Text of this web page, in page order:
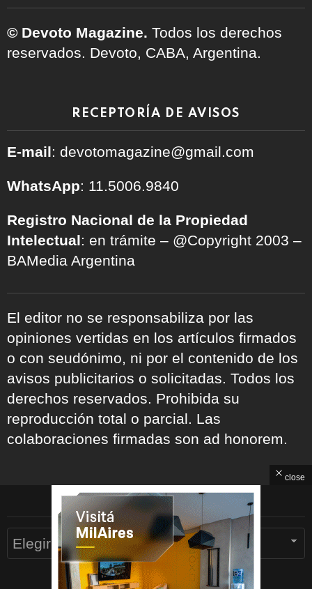
© Devoto Magazine. Todos los derechos
reservados. Devoto, CABA, Argentina.
RECEPTORÍA DE AVISOS
E-mail: devotomagazine@gmail.com
WhatsApp: 11.5006.9840
Registro Nacional de la Propiedad
Intelectual: en trámite – @Copyright 2003 –
BAMedia Argentina
El editor no se responsabiliza por las
opiniones vertidas en los artículos firmados
o con seudónimo, ni por el contenido de los
avisos publicitarios o solicitadas. Todos los
derechos reservados. Prohibida su
reproducción total o parcial. Las
colaboraciones firmadas son ad honorem.
ARCHIVOS
Archivos
close